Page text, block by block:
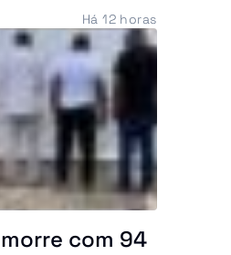
de Malanje,
que volta a expor
deixadas pelos
Angola.
Há 12 horas
com 94